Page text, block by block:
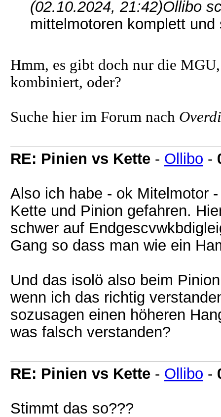
(02.10.2024, 21:42)Ollibo
mittelmotoren komplett
Hmm, es gibt doch nur die
kombiniert, oder?
Suche hier im Forum nach
RE: Pinien vs Kette - Ollibo -
Also ich habe - ok Mitelmotor
Kette und Pinion gefahren.
schwer auf
Gang so dass man wie ein
Und das isolö also beim
wenn ich das richtig
sozusagen einen höheren
was falsch verstanden?
RE: Pinien vs Kette - Ollibo -
Stimmt das so???